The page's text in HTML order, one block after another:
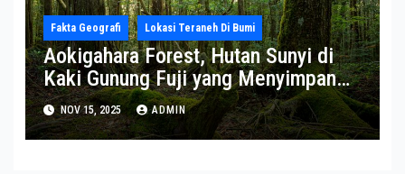
Fakta Geografi Lokasi Teraneh Di Bumi
Aokigahara Forest, Hutan Sunyi di
Kaki Gunung Fuji yang Menyimpan
Rahasia
NOV 15, 2025 ADMIN